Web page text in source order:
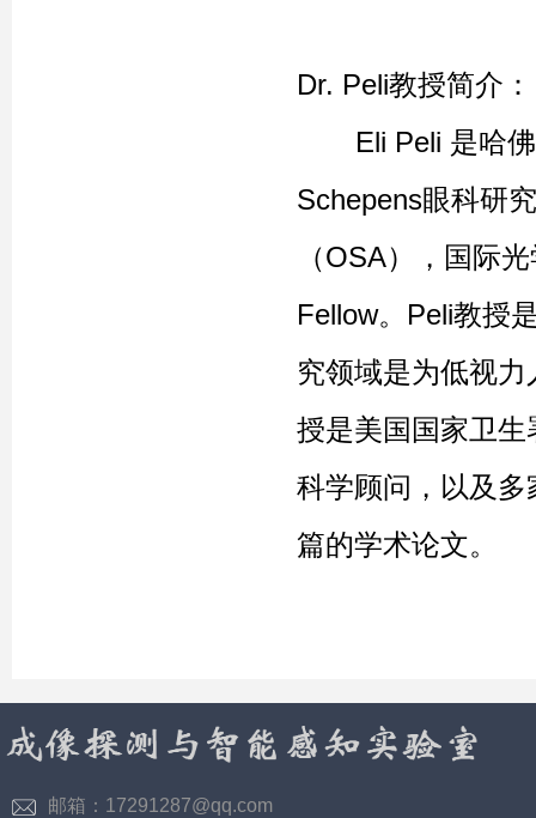
Dr. Peli教授简介：
Eli Peli 是哈佛
Schepens眼科研
（OSA），国际
Fellow。Peli教授
究领域是为低视
授是美国国家卫
科学顾问，以及
篇的学术论文。
邮箱：17291287@qq.com